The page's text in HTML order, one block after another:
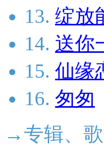
13. 绽放
14. 送你
15. 仙缘
16. 匆匆
→专辑、